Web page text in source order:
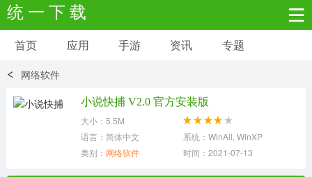
统 一 下 载
安卓应用 安卓游戏
首页 应用 手游 资讯 专题
网络软件
小说快捕 V2.0 官方安装版
大小：5.5M
语言：简体中文
系统：WinAll, WinXP
类别： 网络软件 时间：2021-07-13